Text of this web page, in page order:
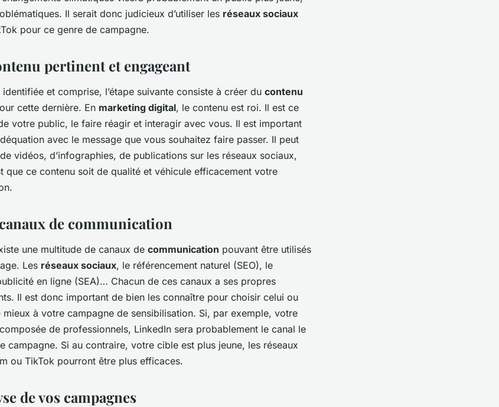
Il serait donc judicieux d’utiliser les réseaux sociaux
pour ce genre de campagne.
pertinent et engageant
et comprise, l’étape suivante consiste à créer du contenu
cette dernière. En marketing digital, le contenu est roi. Il est ce
votre public, le faire réagir et interagir avec vous. Il est important
avec le message que vous souhaitez faire passer. Il peut
vidéos, d’infographies, de publications sur les réseaux sociaux,
que ce contenu soit de qualité et véhicule efficacement votre
de communication
une multitude de canaux de communication pouvant être utilisés
Les réseaux sociaux, le référencement naturel (SEO), le
en ligne (SEA)… Chacun de ces canaux a ses propres
Il est donc important de bien les connaître pour choisir celui ou
à votre campagne de sensibilisation. Si, par exemple, votre
de professionnels, LinkedIn sera probablement le canal le
campagne. Si au contraire, votre cible est plus jeune, les réseaux
ou TikTok pourront être plus efficaces.
de vos campagnes